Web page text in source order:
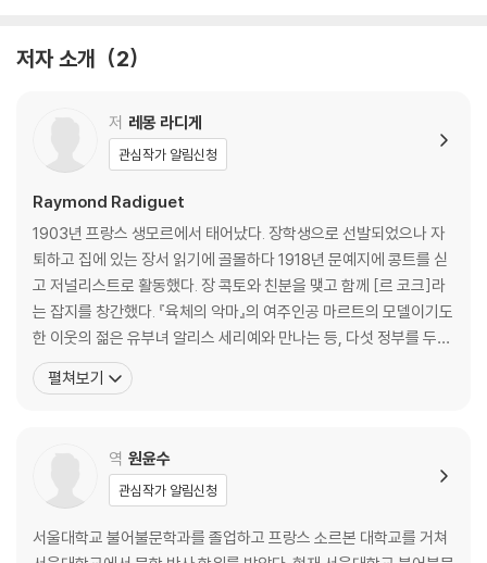
저자 소개 2
저 레몽 라디게
관심작가 알림신청
Raymond Radiguet
1903년 프랑스 생모르에서 태어났다. 장학생으로 선발되었으나 자
퇴하고 집에 있는 장서 읽기에 골몰하다 1918년 문예지에 콩트를 싣
고 저널리스트로 활동했다. 장 콕토와 친분을 맺고 함께 [르 코크]라
는 잡지를 창간했다. 『육체의 악마』의 여주인공 마르트의 모델이기도
한 이웃의 젊은 유부녀 알리스 세리예와 만나는 등, 다섯 정부를 두었
으며 술집과 호텔을 전전하는 등 정숙하지 못한 생활을 하였으나 그
의 정신만은 한결같이 투명하고 논리적이었다고 평가된다. 1921년
펼쳐보기
역 원윤수
관심작가 알림신청
서울대학교 불어불문학과를 졸업하고 프랑스 소르본 대학교를 거쳐